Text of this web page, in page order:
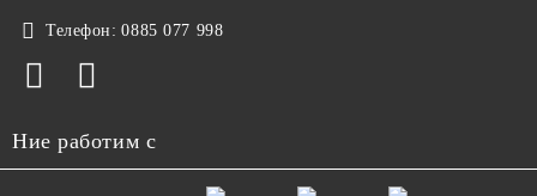
Телефон: 0885 077 998
Ние работим с